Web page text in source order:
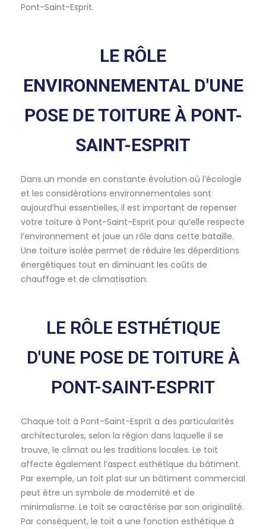
Pont-Saint-Esprit.
LE RÔLE
ENVIRONNEMENTAL D'UNE
POSE DE TOITURE À PONT-
SAINT-ESPRIT
Dans un monde en constante évolution où l’écologie
et les considérations environnementales sont
aujourd’hui essentielles, il est important de repenser
votre toiture à Pont-Saint-Esprit pour qu’elle respecte
l’environnement et joue un rôle dans cette bataille.
Une toiture isolée permet de réduire les déperditions
énergétiques tout en diminuant les coûts de
chauffage et de climatisation.
LE RÔLE ESTHÉTIQUE
D'UNE POSE DE TOITURE À
PONT-SAINT-ESPRIT
Chaque toit à Pont-Saint-Esprit a des particularités
architecturales, selon la région dans laquelle il se
trouve, le climat ou les traditions locales. Le toit
affecte également l’aspect esthétique du bâtiment.
Par exemple, un toit plat sur un bâtiment commercial
peut être un symbole de modernité et de
minimalisme. Le toit se caractérise par son originalité.
Par conséquent, le toit a une fonction esthétique à